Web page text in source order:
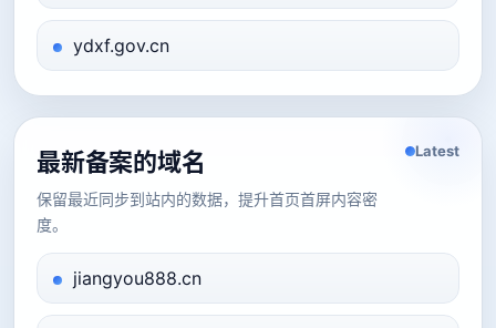
ydxf.gov.cn
最新备案的域名
保留最近同步到站内的数据，提升首页首屏内容密
度。
Latest
jiangyou888.cn